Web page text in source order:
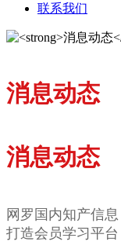
联系我们
消息动态
消息动态
网罗国内知产信息
打造会员学习平台